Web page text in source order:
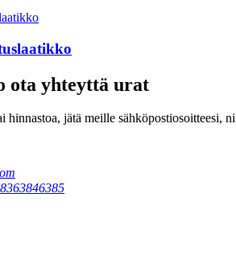
ota yhteyttä urat
hinnastoa, jätä meille sähköpostiosoitteesi,